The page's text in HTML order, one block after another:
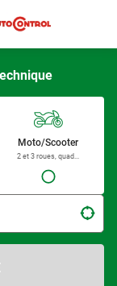
Moto/Scooter
2 et 3 roues, quad...